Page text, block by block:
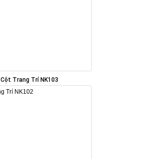
Cột Trang Trí NK103